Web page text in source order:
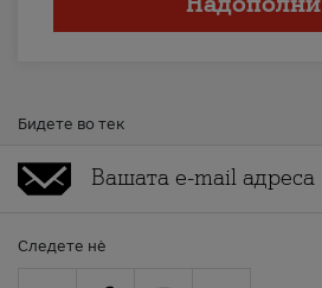
Бидете во тек
Следете нè